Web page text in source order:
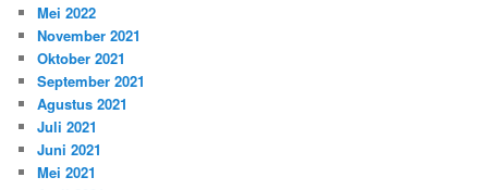
Mei 2022
November 2021
Oktober 2021
September 2021
Agustus 2021
Juli 2021
Juni 2021
Mei 2021